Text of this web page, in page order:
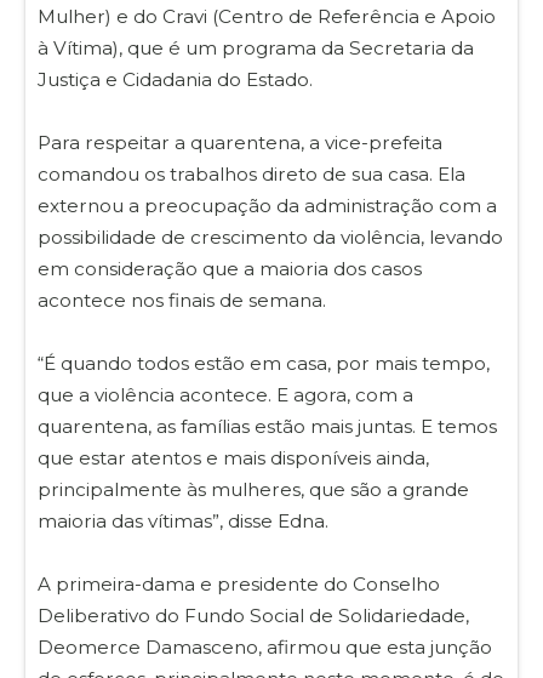
Mulher) e do Cravi (Centro de Referência e Apoio
à Vítima), que é um programa da Secretaria da
Justiça e Cidadania do Estado.
Para respeitar a quarentena, a vice-prefeita
comandou os trabalhos direto de sua casa. Ela
externou a preocupação da administração com a
possibilidade de crescimento da violência, levando
em consideração que a maioria dos casos
acontece nos finais de semana.
“É quando todos estão em casa, por mais tempo,
que a violência acontece. E agora, com a
quarentena, as famílias estão mais juntas. E temos
que estar atentos e mais disponíveis ainda,
principalmente às mulheres, que são a grande
maioria das vítimas”, disse Edna.
A primeira-dama e presidente do Conselho
Deliberativo do Fundo Social de Solidariedade,
Deomerce Damasceno, afirmou que esta junção